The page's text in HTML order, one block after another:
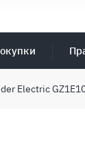
Electric